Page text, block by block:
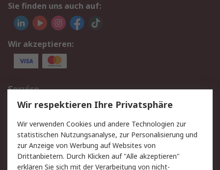
Sie finden uns auch auf:
Wir akzeptieren:
Service
Value Added Services
Lieferlösungen
Rücksendungen
Kontakt
Hilfe
Rechtliches
Wir respektieren Ihre Privatsphäre
Wir verwenden Cookies und andere Technologien zur
statistischen Nutzungsanalyse, zur Personalisierung und
zur Anzeige von Werbung auf Websites von
Drittanbietern. Durch Klicken auf "Alle akzeptieren"
erklären Sie sich mit der Verarbeitung von nicht-